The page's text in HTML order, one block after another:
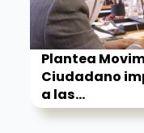
Plantea
Ciudadano
a las...